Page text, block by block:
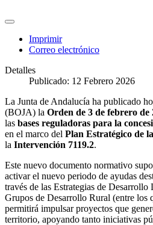
Imprimir
Correo electrónico
Detalles
Publicado: 12 Febrero 2026
La Junta de Andalucía ha publicado
(BOJA) la Orden de 3 de febrero de
las bases reguladoras para la
en el marco del Plan Estratégico de
la Intervención 7119.2.
Este nuevo documento normativo
activar el nuevo periodo de ayudas
través de las Estrategias de
Grupos de Desarrollo Rural (entre los
permitirá impulsar proyectos que
territorio, apoyando tanto iniciativas